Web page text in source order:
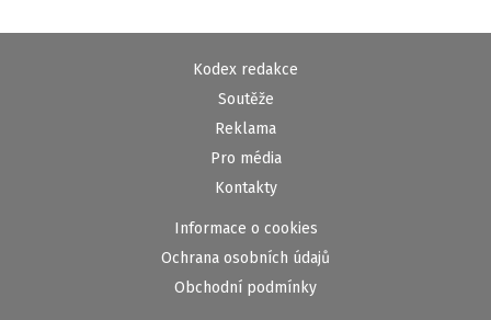
Kodex redakce
Soutěže
Reklama
Pro média
Kontakty
Informace o cookies
Ochrana osobních údajů
Obchodní podmínky